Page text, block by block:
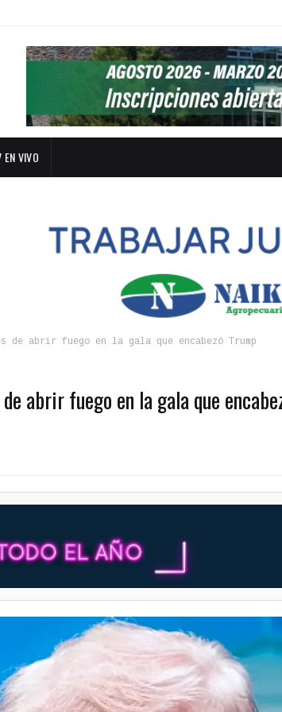
EN VIVO
abrir fuego en la gala que encabezó Trump
abrir fuego en la gala que